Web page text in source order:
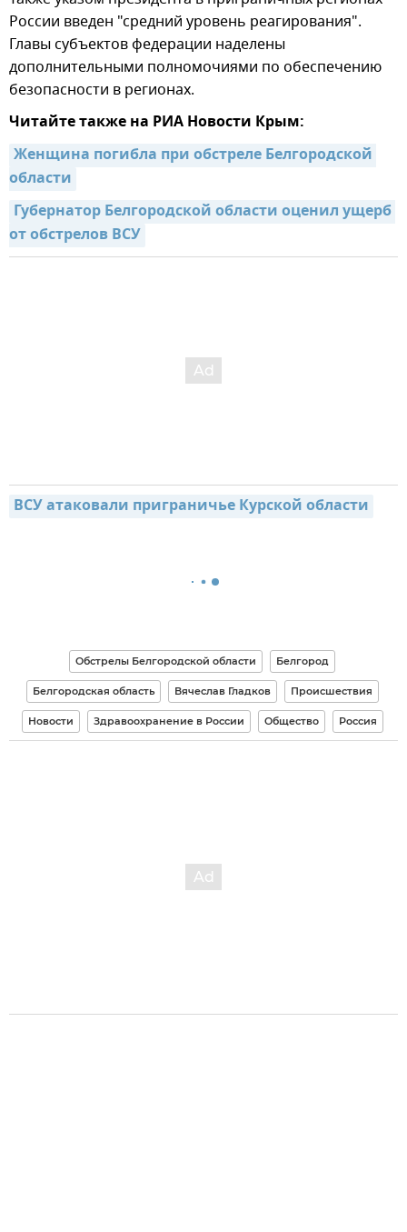
России введен "средний уровень реагирования".
Главы субъектов федерации наделены
дополнительными полномочиями по обеспечению
безопасности в регионах.
Читайте также на РИА Новости Крым:
Женщина погибла при обстреле Белгородской
области
Губернатор Белгородской области оценил ущерб
от обстрелов ВСУ
ВСУ атаковали приграничье Курской области
Обстрелы Белгородской области Белгород
Белгородская область Вячеслав Гладков Происшествия
Новости Здравоохранение в России Общество Россия